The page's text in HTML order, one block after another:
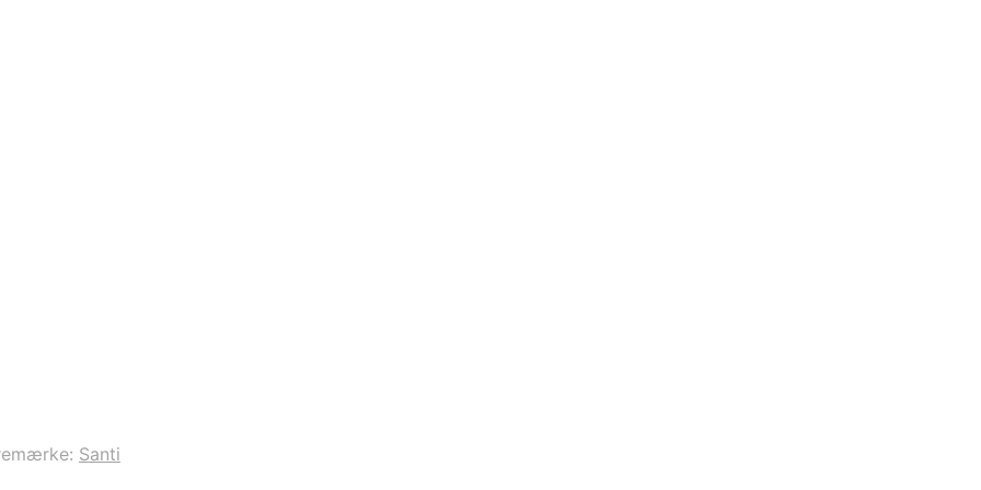
Santi